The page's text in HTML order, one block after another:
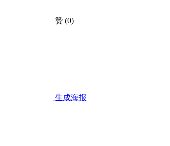
赞 (0)
生成海报